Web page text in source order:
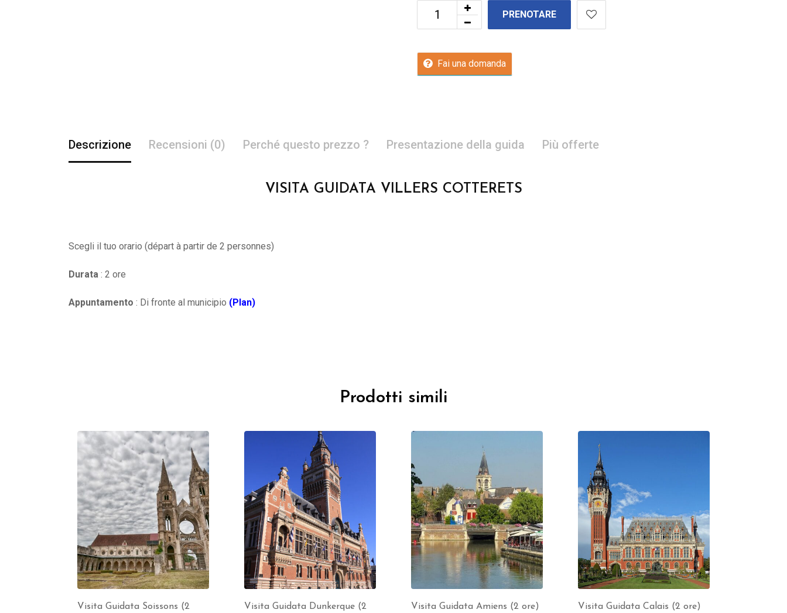
PRENOTARE
Fai una domanda
Descrizione Recensioni (0) Perché questo prezzo ? Presentazione della guida Più offerte
VISITA GUIDATA VILLERS COTTERETS
Scegli il tuo orario (départ à partir de 2 personnes)
Durata : 2 ore
Appuntamento : Di fronte al municipio (Plan)
Prodotti simili
Visita Guidata Soissons (2
Visita Guidata Dunkerque (2
Visita Guidata Amiens (2 ore) Visita Guidata Calais (2 ore)